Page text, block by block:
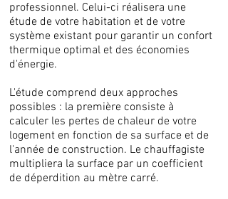
professionnel. Celui-ci réalisera une
étude de votre habitation et de votre
système existant pour garantir un confort
thermique optimal et des économies
d'énergie.
L'étude comprend deux approches
possibles : la première consiste à
calculer les pertes de chaleur de votre
logement en fonction de sa surface et de
l'année de construction. Le chauffagiste
multipliera la surface par un coefficient
de déperdition au mètre carré.